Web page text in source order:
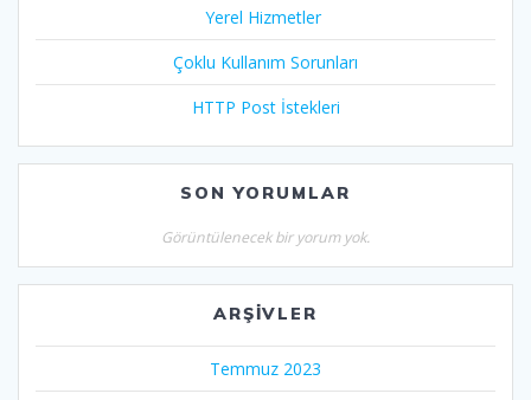
Yerel Hizmetler
Çoklu Kullanım Sorunları
HTTP Post İstekleri
SON YORUMLAR
Görüntülenecek bir yorum yok.
ARŞIVLER
Temmuz 2023